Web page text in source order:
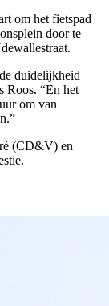
om het fietspad
door te
duidelijkheid
Roos. “En het
om van
(CD&V) en